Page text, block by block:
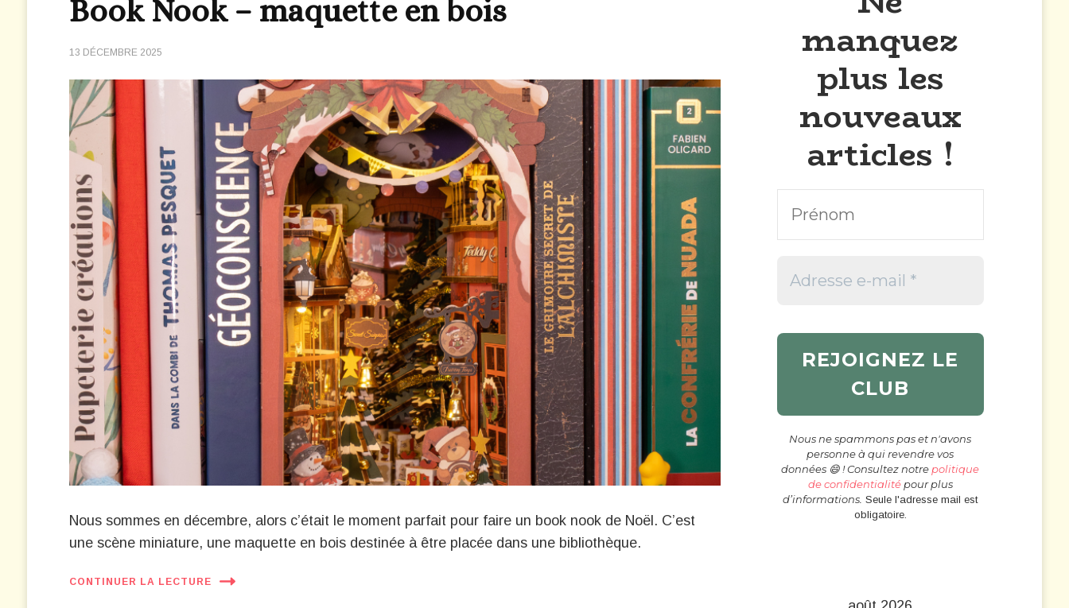
Book Nook – maquette en bois
13 DÉCEMBRE 2025
Nous sommes en décembre, alors c’était le moment parfait pour faire un book nook de Noël. C’est
une scène miniature, une maquette en bois destinée à être placée dans une bibliothèque.
CONTINUER LA LECTURE
manquez
plus les
nouveaux
articles !
Nous ne spammons pas et n'avons
personne à qui revendre vos
données 😄 ! Consultez notre politique
de confidentialitépour plus
d’informations. Seule l'adresse mail est
obligatoire.